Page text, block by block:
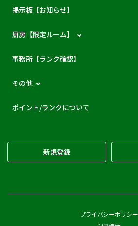
掲示板【お知らせ】
厨房【限定ルーム】
事務所【ランク確認】
その他
ポイント/ランクについて
新規登録
プライバシーポリシー